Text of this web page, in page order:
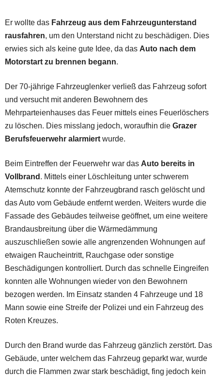
Er wollte das Fahrzeug aus dem Fahrzeugunterstand
rausfahren, um den Unterstand nicht zu beschädigen. Dies
erwies sich als keine gute Idee, da das Auto nach dem
Motorstart zu brennen begann.
Der 70-jährige Fahrzeuglenker verließ das Fahrzeug sofort
und versucht mit anderen Bewohnern des
Mehrparteienhauses das Feuer mittels eines Feuerlöschers
zu löschen. Dies misslang jedoch, woraufhin die Grazer
Berufsfeuerwehr alarmiert wurde.
Beim Eintreffen der Feuerwehr war das Auto bereits in
Vollbrand . Mittels einer Löschleitung unter schwerem
Atemschutz konnte der Fahrzeugbrand rasch gelöscht und
das Auto vom Gebäude entfernt werden. Weiters wurde die
Fassade des Gebäudes teilweise geöffnet, um eine weitere
Brandausbreitung über die Wärmedämmung
auszuschließen sowie alle angrenzenden Wohnungen auf
etwaigen Raucheintritt, Rauchgase oder sonstige
Beschädigungen kontrolliert. Durch das schnelle Eingreifen
konnten alle Wohnungen wieder von den Bewohnern
bezogen werden. Im Einsatz standen 4 Fahrzeuge und 18
Mann sowie eine Streife der Polizei und ein Fahrzeug des
Roten Kreuzes.
Durch den Brand wurde das Fahrzeug gänzlich zerstört. Das
Gebäude, unter welchem das Fahrzeug geparkt war, wurde
durch die Flammen zwar stark beschädigt, fing jedoch kein